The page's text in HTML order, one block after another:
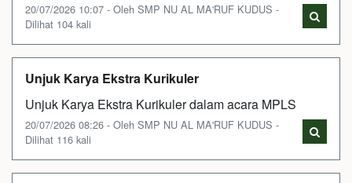
20/07/2026 10:07 - Oleh SMP NU AL MA'RUF KUDUS -
Dilihat 104 kali
Unjuk Karya Ekstra Kurikuler
Unjuk Karya Ekstra Kurikuler dalam acara MPLS
20/07/2026 08:26 - Oleh SMP NU AL MA'RUF KUDUS -
Dilihat 116 kali